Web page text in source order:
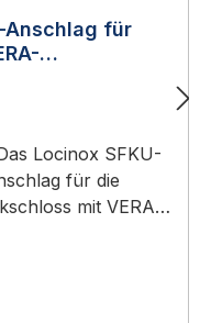
Anschlag für
Locinox SFKU-
für die
mit VERA-